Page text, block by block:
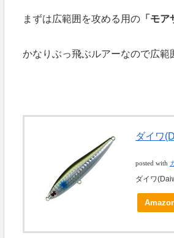
まずは広範囲を攻める用の「モア
かなりぶっ飛ぶルアーなので広範
ダイワ
posted with
ダイワ